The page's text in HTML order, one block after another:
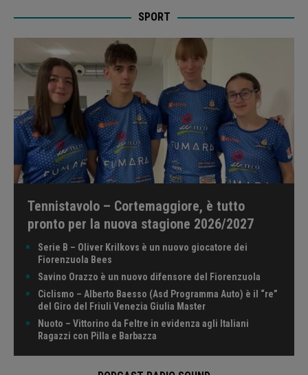
SPORT
Tennistavolo – Cortemaggiore, è tutto
pronto per la nuova stagione 2026/2027
Serie B – Oliver Krilkovs è un nuovo giocatore dei
Fiorenzuola Bees
Savino Orazzo è un nuovo difensore del Fiorenzuola
Ciclismo – Alberto Baesso (Asd Programma Auto) è il “re”
del Giro del Friuli Venezia Giulia Master
Nuoto – Vittorino da Feltre in evidenza agli Italiani
Ragazzi con Pilla e Barbazza